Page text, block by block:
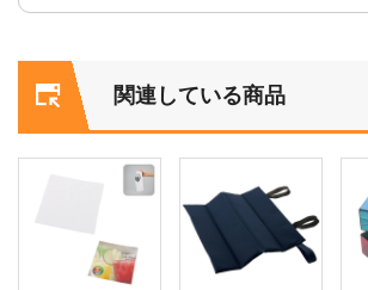
関連している商品